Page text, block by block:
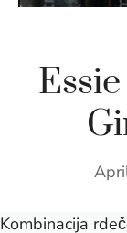
Kombinacija